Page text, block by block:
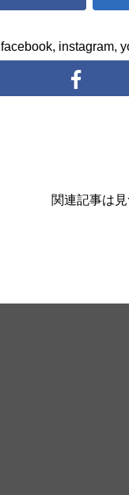
facebook, instagram,
関連記事は